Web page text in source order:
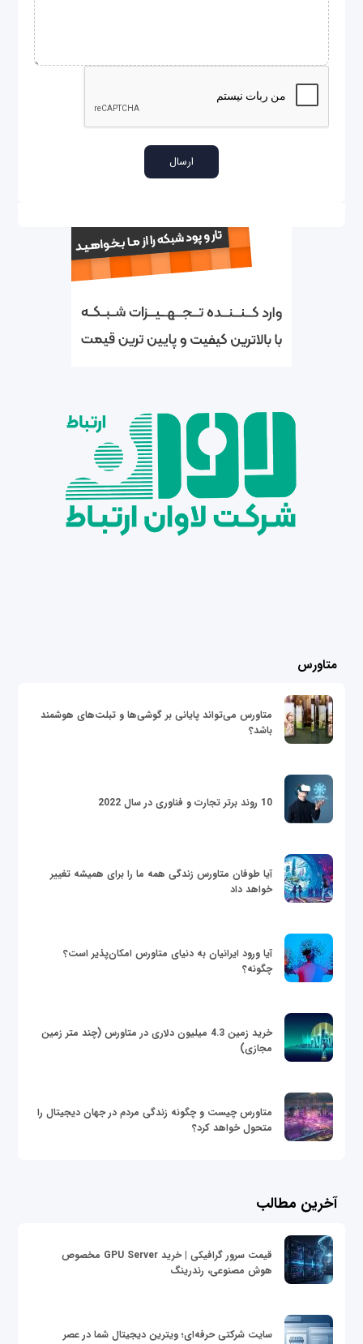
متاورس
متاورس می‌تواند پایانی بر گوشی‌ها و تبلت‌های هوشمند
باشد؟
10 روند برتر تجارت و فناوری در سال 2022
آیا طوفان متاورس زندگی همه ما را برای همیشه تغییر
خواهد داد
آیا ورود ایرانیان به دنیای متاورس امکان‌پذیر است؟
چگونه؟
خرید زمین 4.3 میلیون دلاری در متاورس (چند متر زمین
مجازی)
متاورس چیست و چگونه زندگی مردم در جهان دیجیتال را
متحول خواهد کرد؟
آخرین مطالب
قیمت سرور گرافیکی | خرید GPU Server مخصوص
هوش مصنوعی، رندرینگ
سایت شرکتی حرفه‌ای؛ ویترین دیجیتال شما در عصر